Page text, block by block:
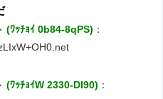
(ﾜｯﾁｮｲ 0b84-8qPS) ：
(ﾜｯﾁｮｲW 2330-DI90) ：